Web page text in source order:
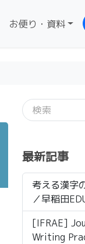
お便り・資料
最新記事
考える漢字
／早稲田
[IFRAE]
Writing